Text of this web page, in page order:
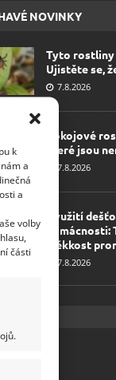
k
a
a
volby
části
NOVINKY
Tyto rostliny
Ujistěte se,
7.8.2026
Pokojové
které jsou
7.8.2026
Využití
měkkost
7.8.2026